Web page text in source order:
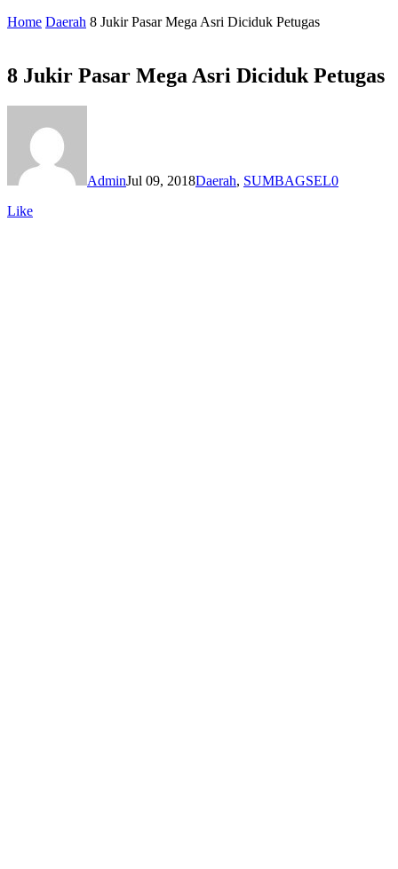
Home Daerah 8 Jukir Pasar Mega Asri Diciduk Petugas
8 Jukir Pasar Mega Asri Diciduk Petugas
AdminJul 09, 2018Daerah, SUMBAGSEL0
Like